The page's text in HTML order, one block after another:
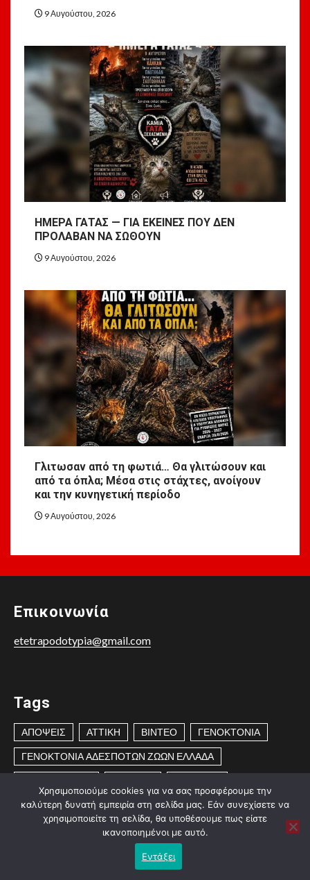
9 Αυγούστου, 2026
ΗΜΕΡΑ ΓΑΤΑΣ — ΓΙΑ ΕΚΕΙΝΕΣ ΠΟΥ ΔΕΝ
ΠΡΟΛΑΒΑΝ ΝΑ ΣΩΘΟΥΝ
9 Αυγούστου, 2026
Γλιτωσαν από τη φωτιά… Θα γλιτώσουν και
από τα όπλα; Μέσα στις στάχτες, ανοίγουν
και την κυνηγετική περίοδο
9 Αυγούστου, 2026
Επικοινωνία
etetrapodotypia@gmail.com
Tags
ΑΠΟΨΕΙΣ ΑΤΤΙΚΗ ΒΙΝΤΕΟ ΓΕΝΟΚΤΟΝΙΑ
ΓΕΝΟΚΤΟΝΙΑ ΑΔΕΣΠΟΤΩΝ ΖΩΩΝ ΕΛΛΑΔΑ
ΕΓΚΛΗΜΑ ΚΑΤΑ ΤΩΝ ΑΝΘΡΩΠΩΝ
ΕΓΚΛΗΜΑ ΚΑΤΑ ΤΩΝ ΖΩΩΝ
ΕΓΚΛΗΜΑΤΑ ΚΑΤΑ ΤΩΝ ΖΩΩΝ
Χρησιμοποιούμε cookies για να σας προσφέρουμε την
καλύτερη δυνατή εμπειρία στη σελίδα μας. Εάν συνεχίσετε να
χρησιμοποιείτε τη σελίδα, θα υποθέσουμε πως είστε
ικανοποιημένοι με αυτό.
Εντάξει